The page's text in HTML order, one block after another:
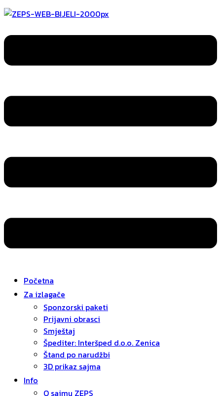
Početna
Za izlagače
Sponzorski paketi
Prijavni obrasci
Smještaj
Špediter: Interšped d.o.o. Zenica
Štand po narudžbi
3D prikaz sajma
Info
O sajmu ZEPS